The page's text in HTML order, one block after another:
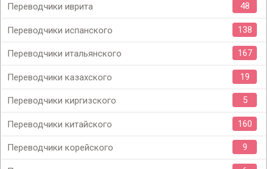
Переводчики иврита 48
Переводчики испанского 138
Переводчики итальянского 167
Переводчики казахского 19
Переводчики киргизского 5
Переводчики китайского 160
Переводчики корейского 9